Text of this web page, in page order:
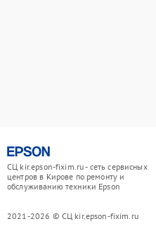
СЦ kir.epson-fixim.ru - сеть сервисных
центров в Кирове по ремонту и
обслуживанию техники Epson
2021-2026 © СЦ kir.epson-fixim.ru